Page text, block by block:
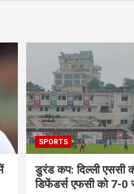
SPORTS
डुरंड कप: दिल्ली एससी
डिफेंडर्स एफसी को 7-0